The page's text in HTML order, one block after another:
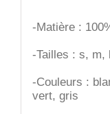
-Matière :
-Tailles : s,
-Couleurs :
vert, gris